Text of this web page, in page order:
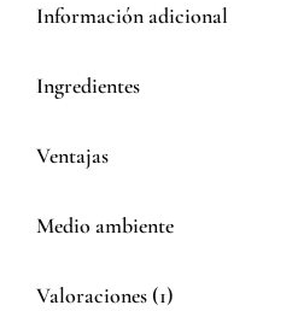
Información adicional
Ingredientes
Ventajas
Medio ambiente
Valoraciones (1)